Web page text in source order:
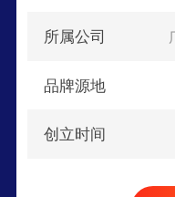
所属公司
品牌源地
创立时间